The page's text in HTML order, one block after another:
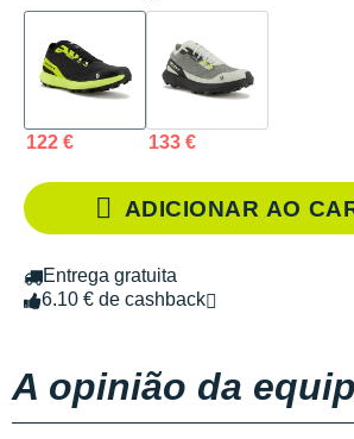
122 € 133 €
ADICIONAR AO
Entrega gratuita
6.10 € de cashback
A opinião da